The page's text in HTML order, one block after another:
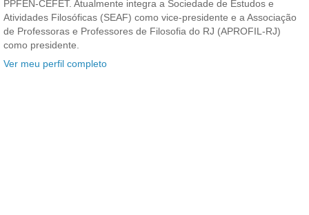
PPFEN-CEFET. Atualmente integra a Sociedade de Estudos e
Atividades Filosóficas (SEAF) como vice-presidente e a Associação
de Professoras e Professores de Filosofia do RJ (APROFIL-RJ)
como presidente.
Ver meu perfil completo